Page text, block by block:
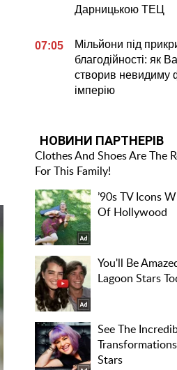
Дарницькою ТЕЦ
07:05
Мільйони під
благодійності: як
створив невидиму
імперію